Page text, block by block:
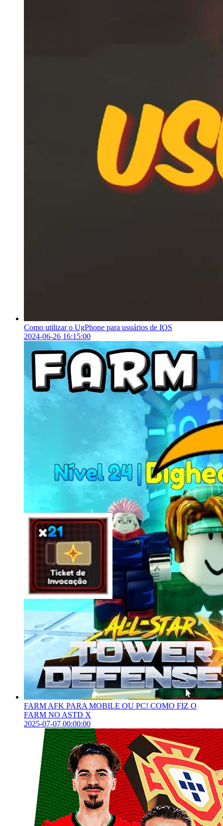
Como utilizar o UgPhone para usuários de IOS
2024-06-26 16:15:00
FARM AFK PARA MOBILE OU PC! COMO FIZ O
FARM NO ASTD X
2025-07-07 00:00:00